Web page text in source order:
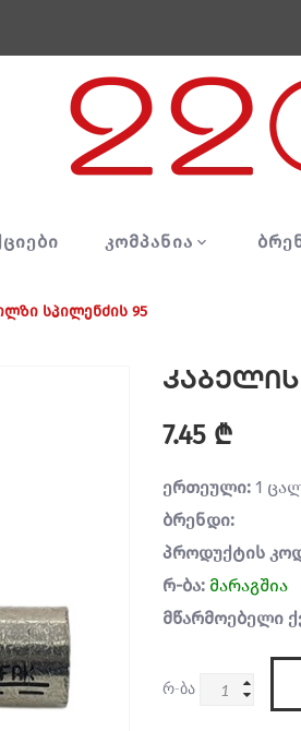
ᲙᲝᲛᲞᲐᲜᲘᲐ
სპილენძის 95
7.45 ₾
ერთეული: 1
ბრენდი:
პროდუქტის
რ-ბა: მარაგშია
მწარმოებელი
რ-ბა